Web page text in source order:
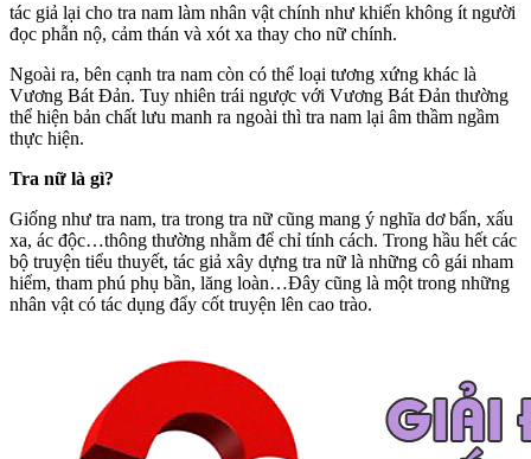
tác giả lại cho tra nam làm nhân vật chính như khiến không ít người
đọc phẫn nộ, cảm thán và xót xa thay cho nữ chính.
Ngoài ra, bên cạnh tra nam còn có thể loại tương xứng khác là
Vương Bát Đản. Tuy nhiên trái ngược với Vương Bát Đản thường
thể hiện bản chất lưu manh ra ngoài thì tra nam lại âm thầm ngầm
thực hiện.
Tra nữ là gì?
Giống như tra nam, tra trong tra nữ cũng mang ý nghĩa dơ bẩn, xấu
xa, ác độc…thông thường nhằm để chỉ tính cách. Trong hầu hết các
bộ truyện tiểu thuyết, tác giả xây dựng tra nữ là những cô gái nham
hiểm, tham phú phụ bần, lăng loàn…Đây cũng là một trong những
nhân vật có tác dụng đẩy cốt truyện lên cao trào.